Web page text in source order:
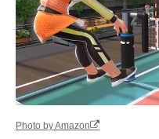
Photo by Amazon